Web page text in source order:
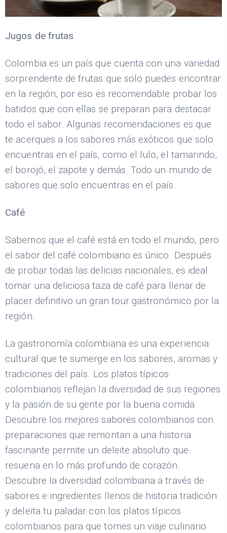
Jugos de frutas
Colombia es un país que cuenta con una variedad
sorprendente de frutas que solo puedes encontrar
en la región, por eso es recomendable probar los
batidos que con ellas se preparan para destacar
todo el sabor. Algunas recomendaciones es que
te acerques a los sabores más exóticos que solo
encuentras en el país, como el lulo, el tamarindo,
el borojó, el zapote y demás. Todo un mundo de
sabores que solo encuentras en el país.
Café
Sabemos que el café está en todo el mundo, pero
el sabor del café colombiano es único. Después
de probar todas las delicias nacionales, es ideal
tomar una deliciosa taza de café para llenar de
placer definitivo un gran tour gastronómico por la
región.
La gastronomía colombiana es una experiencia
cultural que te sumerge en los sabores, aromas y
tradiciones del país. Los platos típicos
colombianos reflejan la diversidad de sus regiones
y la pasión de su gente por la buena comida.
Descubre los mejores sabores colombianos con
preparaciones que remontan a una historia
fascinante permite un deleite absoluto que
resuena en lo más profundo de corazón.
Descubre la diversidad colombiana a través de
sabores e ingredientes llenos de historia tradición
y deleita tu paladar con los platos típicos
colombianos para que tomes un viaje culinario